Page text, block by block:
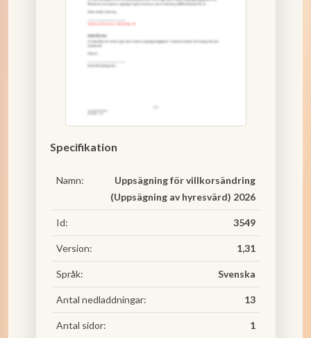
Specifikation
Namn:
Uppsägning för villkorsändring
(Uppsägning av hyresvärd) 2026
Id: 3549
Version: 1,31
Språk: Svenska
Antal nedladdningar: 13
Antal sidor: 1